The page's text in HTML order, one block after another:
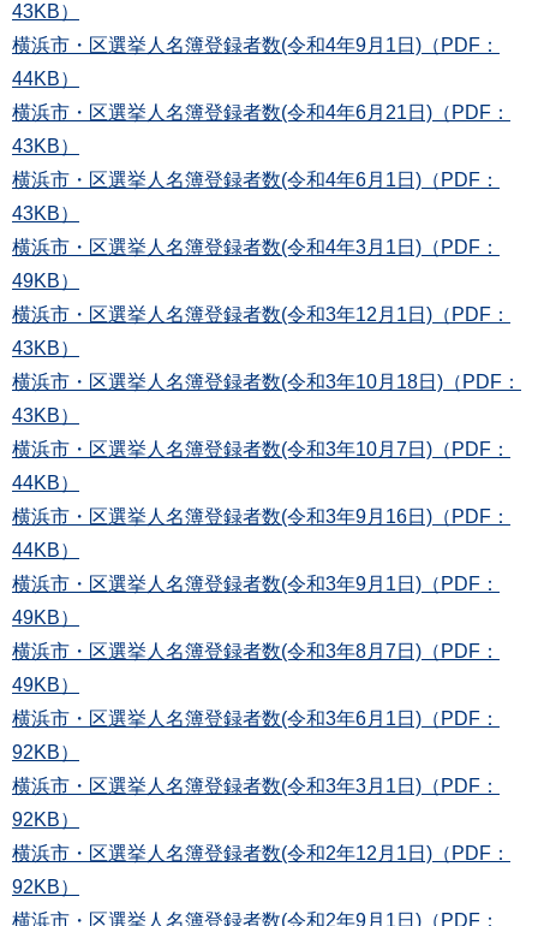
43KB）
横浜市・区選挙人名簿登録者数(令和4年9月1日)（PDF：
44KB）
横浜市・区選挙人名簿登録者数(令和4年6月21日)（PDF：
43KB）
横浜市・区選挙人名簿登録者数(令和4年6月1日)（PDF：
43KB）
横浜市・区選挙人名簿登録者数(令和4年3月1日)（PDF：
49KB）
横浜市・区選挙人名簿登録者数(令和3年12月1日)（PDF：
43KB）
横浜市・区選挙人名簿登録者数(令和3年10月18日)（PDF：
43KB）
横浜市・区選挙人名簿登録者数(令和3年10月7日)（PDF：
44KB）
横浜市・区選挙人名簿登録者数(令和3年9月16日)（PDF：
44KB）
横浜市・区選挙人名簿登録者数(令和3年9月1日)（PDF：
49KB）
横浜市・区選挙人名簿登録者数(令和3年8月7日)（PDF：
49KB）
横浜市・区選挙人名簿登録者数(令和3年6月1日)（PDF：
92KB）
横浜市・区選挙人名簿登録者数(令和3年3月1日)（PDF：
92KB）
横浜市・区選挙人名簿登録者数(令和2年12月1日)（PDF：
92KB）
横浜市・区選挙人名簿登録者数(令和2年9月1日)（PDF：